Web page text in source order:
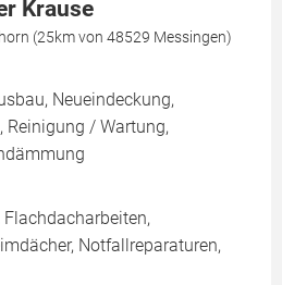
Krause
(25km von 48529 Messingen)
Neueindeckung,
Reinigung / Wartung,
Notfallreparaturen,